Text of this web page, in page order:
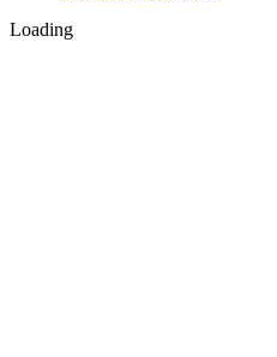
Loading